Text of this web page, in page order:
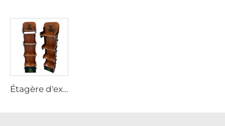
Étagère d'exposition en contreplaqué sur mesure